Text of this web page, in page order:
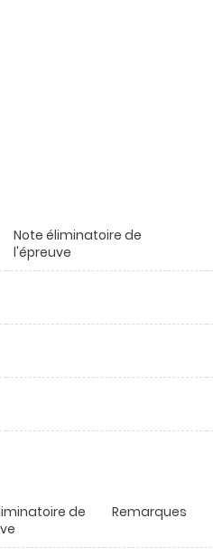
Note éliminatoire de
l'épreuve
de
Remarques